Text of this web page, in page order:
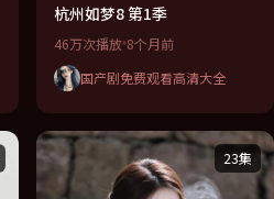
杭州如梦8 第1季
46万次播放 8个月前
国产剧免费观看高清大全
23集